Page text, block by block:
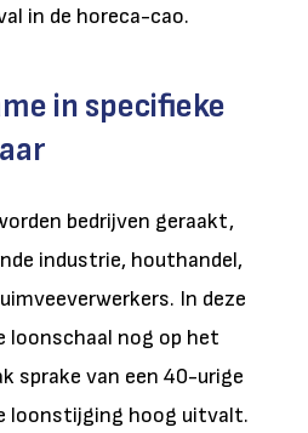
in de horeca-cao.
in specifieke
bedrijven geraakt,
industrie, houthandel,
In deze
loonschaal nog op het
sprake van een 40-urige
loonstijging hoog uitvalt.